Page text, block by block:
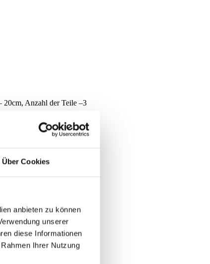
Über Cookies
anbieten zu können
unserer
diese Informationen
Ihrer Nutzung
20cm, Anzahl der Teile –3